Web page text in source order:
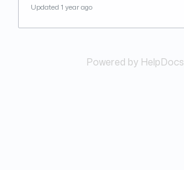
Updated 1 year ago
Powered by HelpDocs